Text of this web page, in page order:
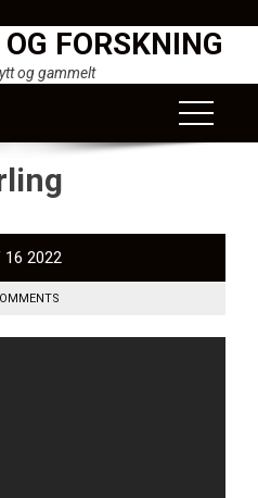
FORSKNING
og gammelt
16 2022